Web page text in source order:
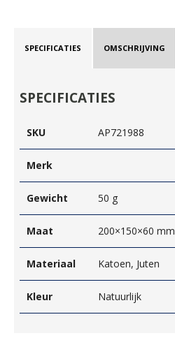
SPECIFICATIES OMSCHRIJVING
SPECIFICATIES
SKU AP721988
Merk
Gewicht 50 g
Maat 200×150×60 mm
Materiaal Katoen, Juten
Kleur Natuurlijk